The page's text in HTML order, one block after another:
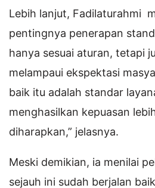
Lebih lanjut, Fadilaturahmi
pentingnya penerapan
hanya sesuai aturan, tetapi
melampaui ekspektasi
baik itu adalah standar
menghasilkan kepuasan
diharapkan,” jelasnya.
Meski demikian, ia menilai
sejauh ini sudah berjalan